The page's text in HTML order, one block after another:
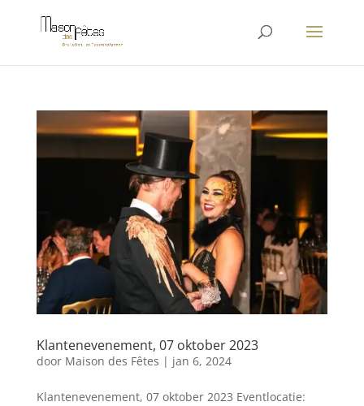
Klantenevenement, 07 oktober 2023
door Maison des Fêtes | jan 6, 2024
Klantenevenement, 07 oktober 2023 Eventlocatie: